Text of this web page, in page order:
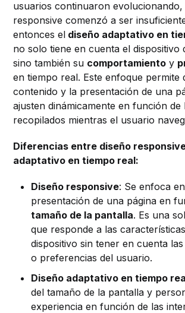
usuarios continuaron evolucionando,
responsive comenzó a ser
entonces el diseño adaptativo en
no solo tiene en cuenta el dispositivo
sino también su comportamiento y
en tiempo real. Este enfoque permite
contenido y la presentación de una
ajusten dinámicamente en función de
recopilados mientras el usuario
Diferencias entre diseño
adaptativo en tiempo real:
Diseño responsive: Se enfoca
presentación de una página en
tamaño de la pantalla. Es una
que responde a las
dispositivo sin tener en cuenta
o preferencias del usuario.
Diseño adaptativo en tiempo
del tamaño de la pantalla y
experiencia en función de las